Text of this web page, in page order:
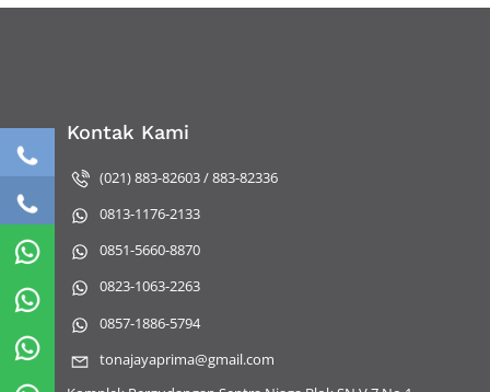
Kontak Kami
(021) 883-82603 / 883-82336
0813-1176-2133
0851-5660-8870
0823-1063-2263
0857-1886-5794
tonajayaprima@gmail.com